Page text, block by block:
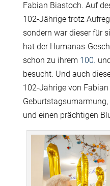
Fabian Biastoch. Auf
102-Jährige trotz
sondern war dieser für
hat der Humanas-
schon zu ihrem 100.
besucht. Und auch
102-Jährige von
und einen prächtigen